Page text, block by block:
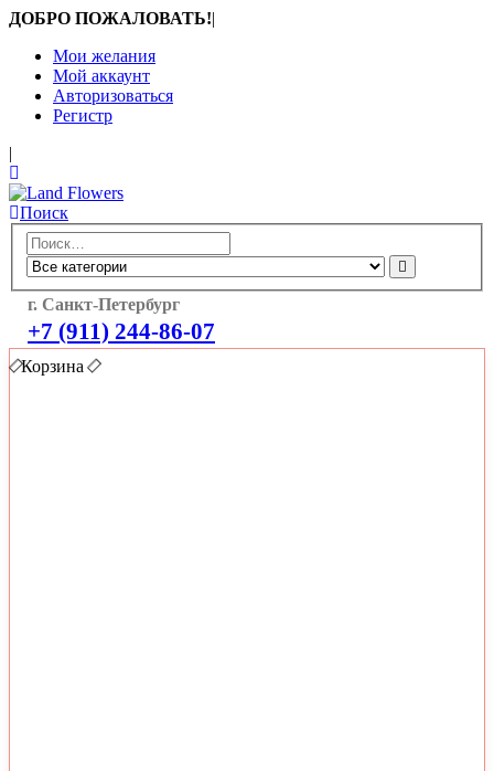
ДОБРО ПОЖАЛОВАТЬ!|
Мои желания
Мой аккаунт
Авторизоваться
Регистр
|
Поиск
г. Санкт-Петербург
+7 (911) 244-86-07
Корзина